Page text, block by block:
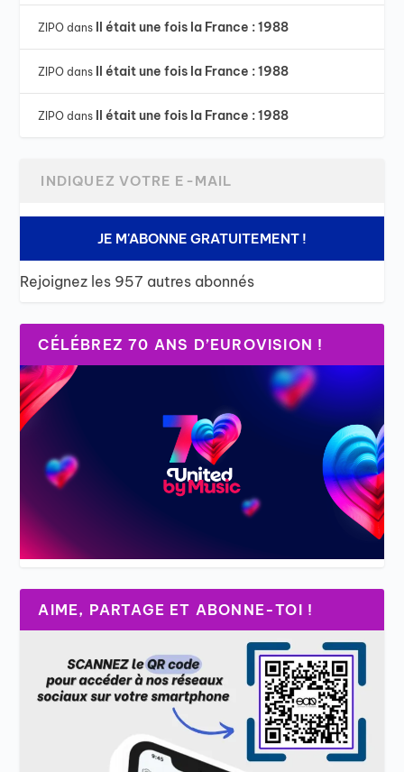
ZIPO dans Il était une fois la France : 1988
ZIPO dans Il était une fois la France : 1988
ZIPO dans Il était une fois la France : 1988
JE M'ABONNE GRATUITEMENT !
Rejoignez les 957 autres abonnés
CÉLÉBREZ 70 ANS D’EUROVISION !
AIME, PARTAGE ET ABONNE-TOI !